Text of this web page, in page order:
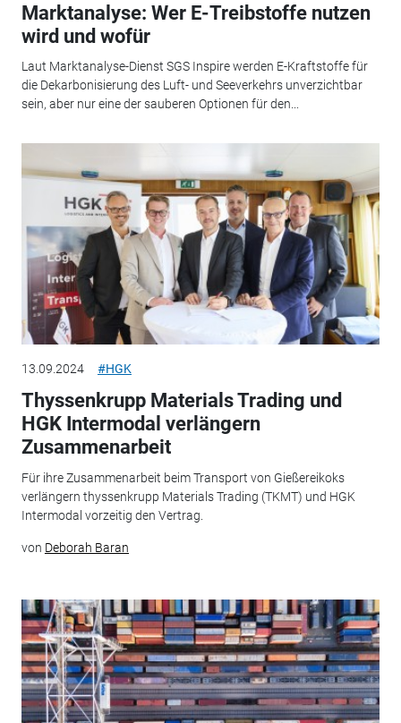
Marktanalyse: Wer E-Treibstoffe nutzen
wird und wofür
Laut Marktanalyse-Dienst SGS Inspire werden E-Kraftstoffe für
die Dekarbonisierung des Luft- und Seeverkehrs unverzichtbar
sein, aber nur eine der sauberen Optionen für den...
13.09.2024 #HGK
Thyssenkrupp Materials Trading und
HGK Intermodal verlängern
Zusammenarbeit
Für ihre Zusammenarbeit beim Transport von Gießereikoks
verlängern thyssenkrupp Materials Trading (TKMT) und HGK
Intermodal vorzeitig den Vertrag.
von Deborah Baran